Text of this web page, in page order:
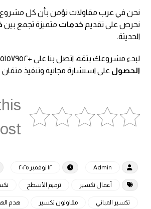
نحن في عرب مقاولات نؤمن بأن كل مشروع
نحرص على تقديم خدمات متميزة تجمع بين
الحديثة.
لبدء مشروعك بثقة، اتصل بنا على +٢٠١٠٦٥١٥٧٩٥٢. نضمن لك
الحصول على استشارة مجانية وتنفيذ متقان
Admin ١٢ نوفمبر ٢٠٢٥
أعمال تكسير ترميم الأسطح
تكسير المباني مقاولون تكسير هدم